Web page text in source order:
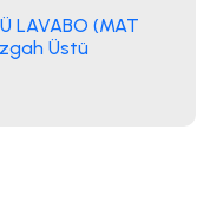
LAVABO (MAT
Üstü